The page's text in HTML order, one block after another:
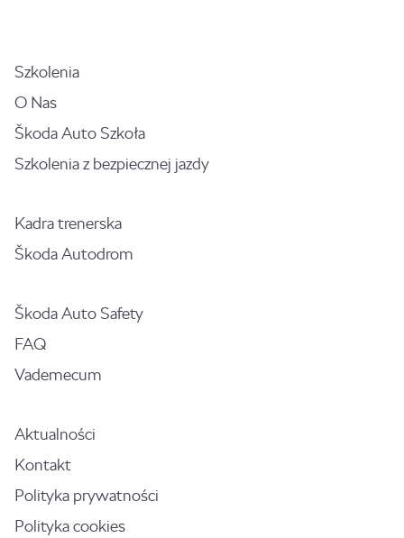
Szkolenia
O Nas
Škoda Auto Szkoła
Szkolenia z bezpiecznej jazdy
Kadra trenerska
Škoda Autodrom
Škoda Auto Safety
FAQ
Vademecum
Aktualności
Kontakt
Polityka prywatności
Polityka cookies